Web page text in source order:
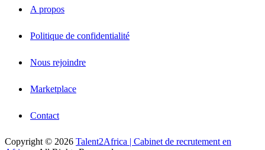
A propos
Politique de confidentialité
Nous rejoindre
Marketplace
Contact
Copyright © 2026 Talent2Africa | Cabinet de recrutement en